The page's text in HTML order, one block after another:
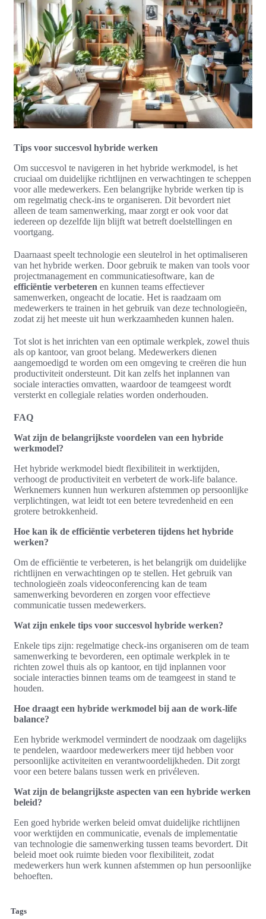
Tips voor succesvol hybride werken
Om succesvol te navigeren in het hybride werkmodel, is het
cruciaal om duidelijke richtlijnen en verwachtingen te scheppen
voor alle medewerkers. Een belangrijke hybride werken tip is
om regelmatig check-ins te organiseren. Dit bevordert niet
alleen de team samenwerking, maar zorgt er ook voor dat
iedereen op dezelfde lijn blijft wat betreft doelstellingen en
voortgang.
Daarnaast speelt technologie een sleutelrol in het optimaliseren
van het hybride werken. Door gebruik te maken van tools voor
projectmanagement en communicatiesoftware, kan de
efficiëntie verbeteren en kunnen teams effectiever
samenwerken, ongeacht de locatie. Het is raadzaam om
medewerkers te trainen in het gebruik van deze technologieën,
zodat zij het meeste uit hun werkzaamheden kunnen halen.
Tot slot is het inrichten van een optimale werkplek, zowel thuis
als op kantoor, van groot belang. Medewerkers dienen
aangemoedigd te worden om een omgeving te creëren die hun
productiviteit ondersteunt. Dit kan zelfs het inplannen van
sociale interacties omvatten, waardoor de teamgeest wordt
versterkt en collegiale relaties worden onderhouden.
FAQ
Wat zijn de belangrijkste voordelen van een hybride
werkmodel?
Het hybride werkmodel biedt flexibiliteit in werktijden,
verhoogt de productiviteit en verbetert de work-life balance.
Werknemers kunnen hun werkuren afstemmen op persoonlijke
verplichtingen, wat leidt tot een betere tevredenheid en een
grotere betrokkenheid.
Hoe kan ik de efficiëntie verbeteren tijdens het hybride
werken?
Om de efficiëntie te verbeteren, is het belangrijk om duidelijke
richtlijnen en verwachtingen op te stellen. Het gebruik van
technologieën zoals videoconferencing kan de team
samenwerking bevorderen en zorgen voor effectieve
communicatie tussen medewerkers.
Wat zijn enkele tips voor succesvol hybride werken?
Enkele tips zijn: regelmatige check-ins organiseren om de team
samenwerking te bevorderen, een optimale werkplek in te
richten zowel thuis als op kantoor, en tijd inplannen voor
sociale interacties binnen teams om de teamgeest in stand te
houden.
Hoe draagt een hybride werkmodel bij aan de work-life
balance?
Een hybride werkmodel vermindert de noodzaak om dagelijks
te pendelen, waardoor medewerkers meer tijd hebben voor
persoonlijke activiteiten en verantwoordelijkheden. Dit zorgt
voor een betere balans tussen werk en privéleven.
Wat zijn de belangrijkste aspecten van een hybride werken
beleid?
Een goed hybride werken beleid omvat duidelijke richtlijnen
voor werktijden en communicatie, evenals de implementatie
van technologie die samenwerking tussen teams bevordert. Dit
beleid moet ook ruimte bieden voor flexibiliteit, zodat
medewerkers hun werk kunnen afstemmen op hun persoonlijke
behoeften.
Tags